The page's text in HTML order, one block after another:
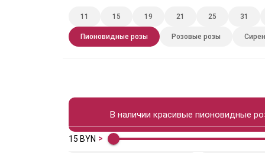
11 15 19 21 25 31
Пионовидные розы Розовые розы
В наличии красивые пионовидные
15 BYN